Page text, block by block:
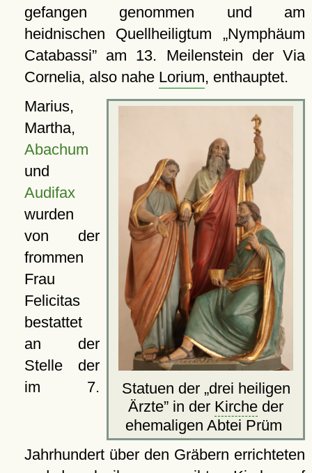
gefangen genommen und am
heidnischen Quellheiligtum
Nymphäum
Catabassi am 13. Meilenstein der Via
Cornelia, also nahe Lorium, enthauptet.
Statuen der drei heiligen
Ärzte in der Kirche der
ehemaligen Abtei Prüm
Marius,
Martha,
Abachum
und
Audifax
wurden
von der
frommen
Frau
Felicitas
bestattet
an der
Stelle der
im 7.
Jahrhundert über den Gräbern errichteten